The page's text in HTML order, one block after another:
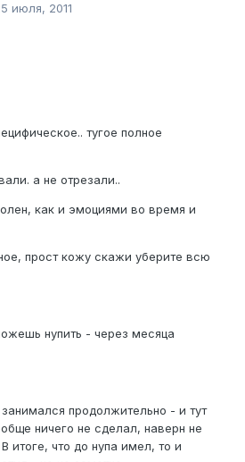
июля, 2011
тугое полное
а не отрезали..
как и эмоциями во время и
прост кожу скажи уберите всю
нупить - через месяца
продолжительно - и тут
ничего не сделал, наверн не
итоге, что до нупа имел, то и